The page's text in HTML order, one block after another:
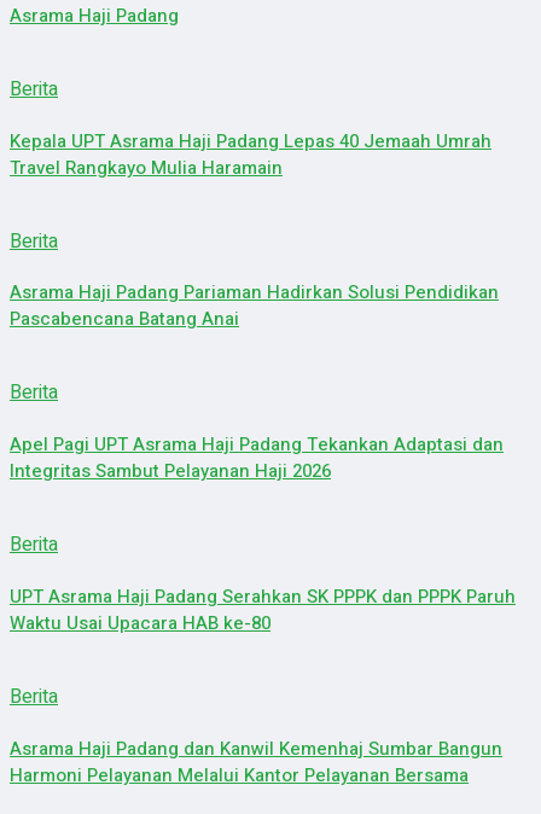
Asrama Haji Padang
Berita
Kepala UPT Asrama Haji Padang Lepas 40 Jemaah Umrah
Travel Rangkayo Mulia Haramain
Berita
Asrama Haji Padang Pariaman Hadirkan Solusi Pendidikan
Pascabencana Batang Anai
Berita
Apel Pagi UPT Asrama Haji Padang Tekankan Adaptasi dan
Integritas Sambut Pelayanan Haji 2026
Berita
UPT Asrama Haji Padang Serahkan SK PPPK dan PPPK Paruh
Waktu Usai Upacara HAB ke-80
Berita
Asrama Haji Padang dan Kanwil Kemenhaj Sumbar Bangun
Harmoni Pelayanan Melalui Kantor Pelayanan Bersama